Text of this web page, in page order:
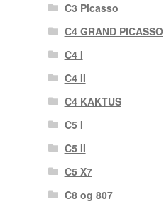
C3 Picasso
C4 GRAND PICASSO
C4 I
C4 II
C4 KAKTUS
C5 I
C5 II
C5 X7
C8 og 807